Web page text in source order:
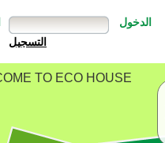
الدخول
TO ECO HOUSE !